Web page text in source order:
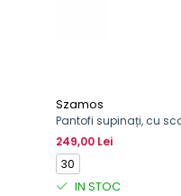
Szamos
Pantofi supinați, cu
inimioară
249,00 Lei
30
IN STOC